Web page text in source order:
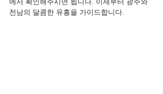
전남의 달콤한 유흥을 가이드합니다.